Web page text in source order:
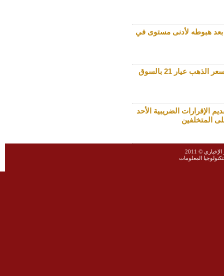
بعد هبوطه لأدنى مستوى في
93.30 دينارا سعر الذهب عيار 21 بالسوق
الإقرارات الضريبية الأحد
المتخلفين
© 2011
المعلومات